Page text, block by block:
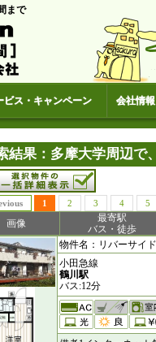
まで
ビス・キャンペーン 会社情報
結果：多摩大学周辺で
1 2 3 4 5
画像
最寄駅
バス・徒歩
物件名：リバーサイ
小田急線
鶴川駅
バス:12分